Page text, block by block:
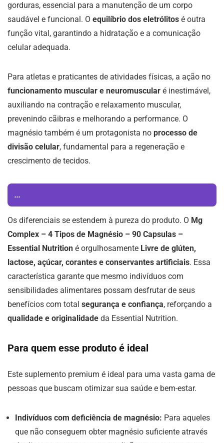
gorduras, essencial para a manutenção de um corpo
saudável e funcional. O equilíbrio dos eletrólitos é outra
função vital, garantindo a hidratação e a comunicação
celular adequada.
Para atletas e praticantes de atividades físicas, a ação no
funcionamento muscular e neuromuscular é inestimável,
auxiliando na contração e relaxamento muscular,
prevenindo cãibras e melhorando a performance. O
magnésio também é um protagonista no processo de
divisão celular, fundamental para a regeneração e
crescimento de tecidos.
...
Os diferenciais se estendem à pureza do produto. O Mg
Complex – 4 Tipos de Magnésio – 90 Capsulas –
Essential Nutrition é orgulhosamente Livre de glúten,
lactose, açúcar, corantes e conservantes artificiais. Essa
característica garante que mesmo indivíduos com
sensibilidades alimentares possam desfrutar de seus
benefícios com total segurança e confiança, reforçando a
qualidade e originalidade da Essential Nutrition.
Para quem esse produto é ideal
Este suplemento premium é ideal para uma vasta gama de
pessoas que buscam otimizar sua saúde e bem-estar.
Indivíduos com deficiência de magnésio: Para aqueles
que não conseguem obter magnésio suficiente através